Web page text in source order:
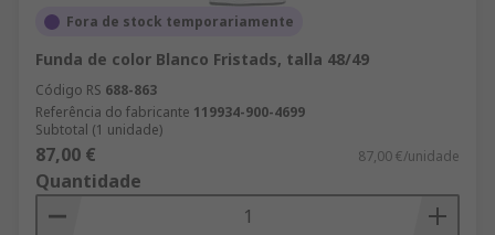
Fora de stock temporariamente
Funda de color Blanco Fristads, talla 48/49
Código RS 688-863
Referência do fabricante 119934-900-4699
Subtotal (1 unidade)
87,00 € 87,00 €/unidade
Quantidade